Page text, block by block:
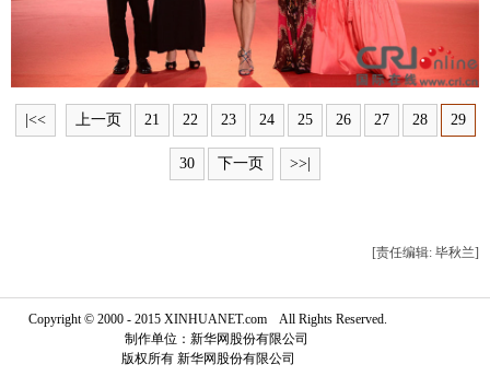
|<< 上一页 21 22 23 24 25 26 27 28 29
30 下一页 >>|
[责任编辑: 毕秋兰]
Copyright © 2000 - 2015 XINHUANET.com All Rights Reserved.
制作单位：新华网股份有限公司
版权所有 新华网股份有限公司